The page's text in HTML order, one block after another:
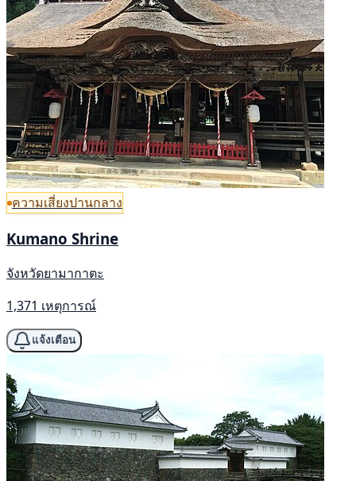
ความเสี่ยงปานกลาง
Kumano Shrine
จังหวัดยามากาตะ
1,371 เหตุการณ์
แจ้งเตือน